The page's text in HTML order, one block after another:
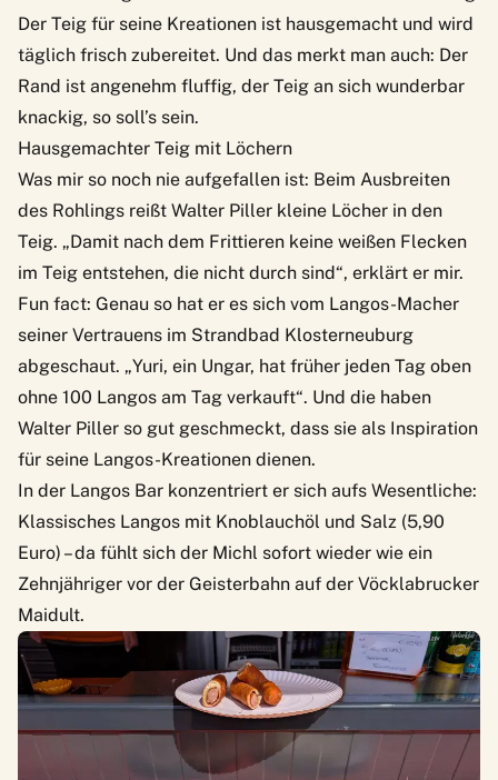
Der Teig für seine Kreationen ist hausgemacht und wird
täglich frisch zubereitet. Und das merkt man auch: Der
Rand ist angenehm fluffig, der Teig an sich wunderbar
knackig, so soll’s sein.
Hausgemachter Teig mit Löchern
Was mir so noch nie aufgefallen ist: Beim Ausbreiten
des Rohlings reißt Walter Piller kleine Löcher in den
Teig. „Damit nach dem Frittieren keine weißen Flecken
im Teig entstehen, die nicht durch sind“, erklärt er mir.
Fun fact: Genau so hat er es sich vom Langos-Macher
seiner Vertrauens im Strandbad Klosterneuburg
abgeschaut. „Yuri, ein Ungar, hat früher jeden Tag oben
ohne 100 Langos am Tag verkauft“. Und die haben
Walter Piller so gut geschmeckt, dass sie als Inspiration
für seine Langos-Kreationen dienen.
In der Langos Bar konzentriert er sich aufs Wesentliche:
Klassisches Langos mit Knoblauchöl und Salz (5,90
Euro) – da fühlt sich der Michl sofort wieder wie ein
Zehnjähriger vor der Geisterbahn auf der Vöcklabrucker
Maidult.